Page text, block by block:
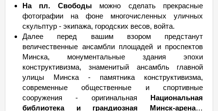
На пл. Свободы можно сделать прекрасные
фотографии на фоне многочисленных уличных
скульптур - экипажа, городских весов, войта.
Далее перед вашим взором предстанут
величественные ансамбли площадей и проспектов
Минска, монументальные здания эпохи
конструктивизма, знаменитый ансамбль главной
улицы Минска - памятника конструктивизма,
современные общественные и спортивные
сооружения - оригинальная Национальная
библиотека и грандиозная Минск-арена…